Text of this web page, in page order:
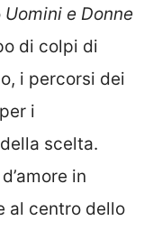
Uomini e Donne
di colpi di
i percorsi dei
i
scelta.
in
al centro dello